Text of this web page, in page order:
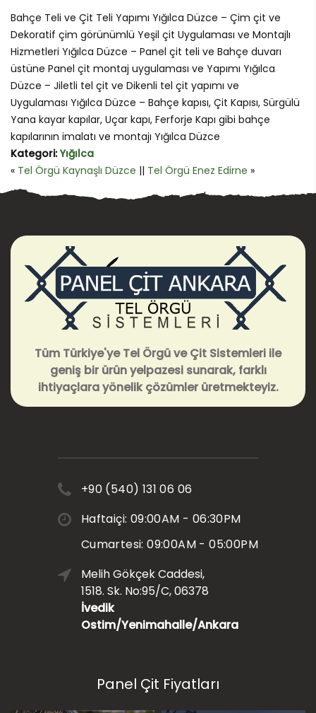
Bahçe Teli ve Çit Teli Yapımı Yığılca Düzce – Çim çit ve
Dekoratif çim görünümlü Yeşil çit Uygulaması ve Montajlı
Hizmetleri Yığılca Düzce – Panel çit teli ve Bahçe duvarı
üstüne Panel çit montaj uygulaması ve Yapımı Yığılca
Düzce – Jiletli tel çit ve Dikenli tel çit yapımı ve
Uygulaması Yığılca Düzce – Bahçe kapısı, Çit Kapısı, Sürgülü
Yana kayar kapılar, Uçar kapı, Ferforje Kapı gibi bahçe
kapılarının imalatı ve montajı Yığılca Düzce
Kategori:Yığılca
« Tel Örgü Kaynaşlı Düzce || Tel Örgü Enez Edirne »
Tüm Türkiye'ye Tel Örgü ve Çit Sistemleri ile
geniş bir ürün yelpazesi sunarak, farklı
ihtiyaçlara yönelik çözümler üretmekteyiz.
+90 (540) 131 06 06
Haftaiçi: 09:00AM - 06:30PM
Cumartesi: 09:00AM - 05:00PM
Melih Gökçek Caddesi,
1518. Sk. No:95/C, 06378
İvedik
Ostim/Yenimahalle/Ankara
Panel Çit Fiyatları